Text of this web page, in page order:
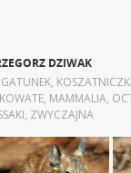
DZIWAK
GATUNEK,
, MAMMALIA,
, ZWYCZAJNA